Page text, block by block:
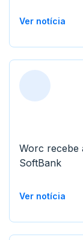
Ver notícia
Worc recebe
SoftBank
Ver notícia